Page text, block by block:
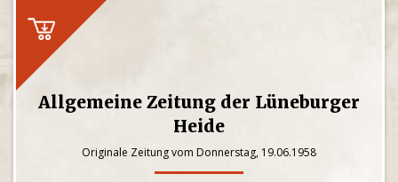
Allgemeine Zeitung der Lüneburger
Heide
Originale Zeitung vom Donnerstag, 19.06.1958